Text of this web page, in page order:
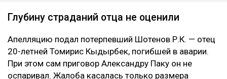
Глубину страданий отца не оценили
Апелляцию подал потерпевший Шотенов Р.К. — отец
20-летней Томирис Кыдырбек, погибшей в аварии.
При этом сам приговор Александру Паку он не
оспаривал. Жалоба касалась только размера